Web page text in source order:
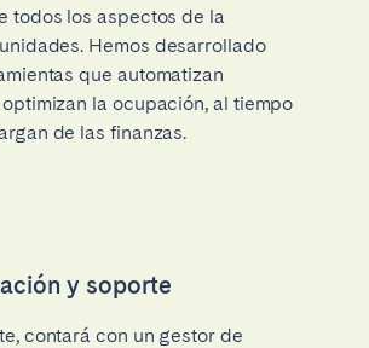
todos los aspectos de la
Hemos desarrollado
que automatizan
la ocupación, al tiempo
de las finanzas.
y soporte
contará con un gestor de